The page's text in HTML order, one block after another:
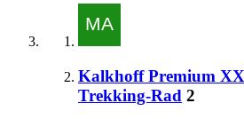
Kalkhoff Premium
Trekking-Rad 2